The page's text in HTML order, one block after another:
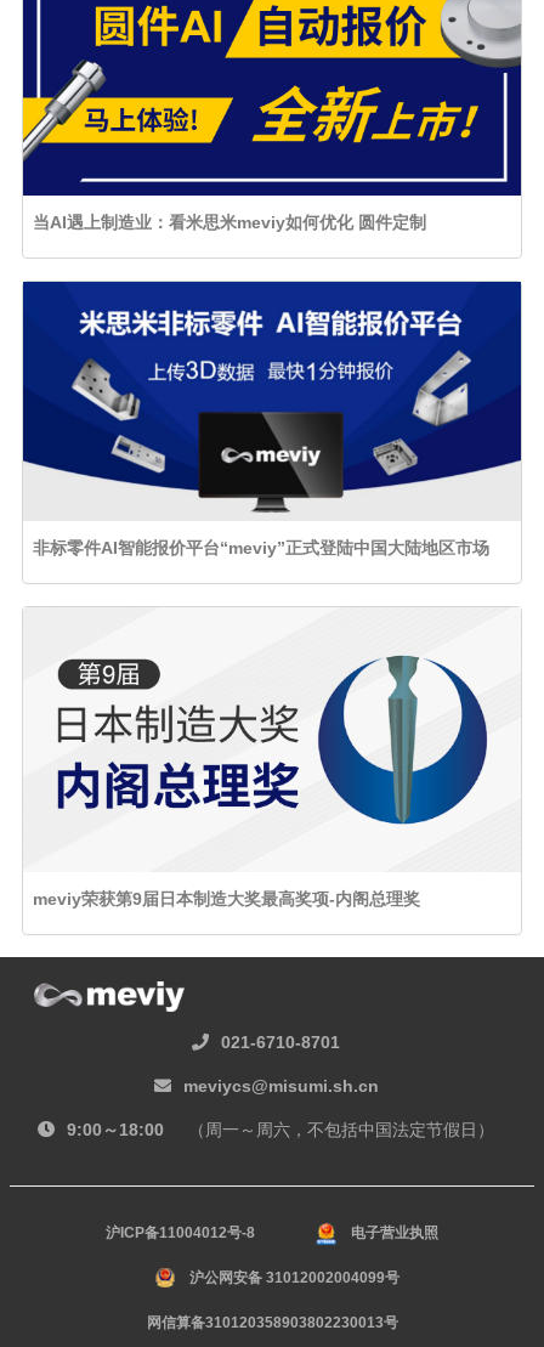
当AI遇上制造业：看米思米meviy如何优化 圆件定制
非标零件AI智能报价平台“meviy”正式登陆中国大陆地区市场
meviy荣获第9届日本制造大奖最高奖项-内阁总理奖
021-6710-8701
meviycs@misumi.sh.cn
9:00～18:00 （周一～周六，不包括中国法定节假日）
沪ICP备11004012号-8 电子营业执照
沪公网安备 31012002004099号
网信算备310120358903802230013号